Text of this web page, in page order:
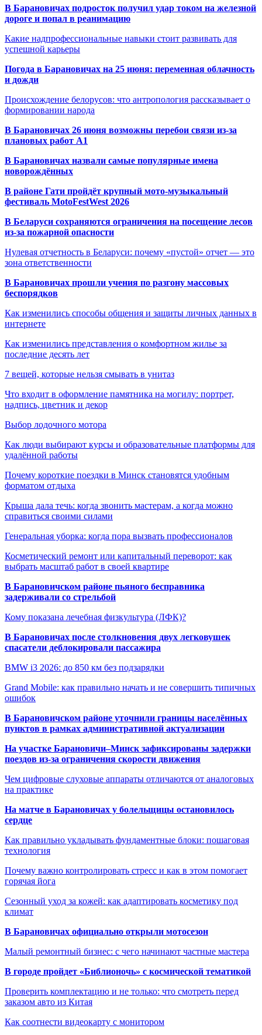
В Барановичах подросток получил удар током на железной
дороге и попал в реанимацию
Какие надпрофессиональные навыки стоит развивать для
успешной карьеры
Погода в Барановичах на 25 июня: переменная облачность
и дожди
Происхождение белорусов: что антропология рассказывает о
формировании народа
В Барановичах 26 июня возможны перебои связи из-за
плановых работ A1
В Барановичах назвали самые популярные имена
новорождённых
В районе Гати пройдёт крупный мото-музыкальный
фестиваль MotoFestWest 2026
В Беларуси сохраняются ограничения на посещение лесов
из-за пожарной опасности
Нулевая отчетность в Беларуси: почему «пустой» отчет — это
зона ответственности
В Барановичах прошли учения по разгону массовых
беспорядков
Как изменились способы общения и защиты личных данных в
интернете
Как изменились представления о комфортном жилье за
последние десять лет
7 вещей, которые нельзя смывать в унитаз
Что входит в оформление памятника на могилу: портрет,
надпись, цветник и декор
Выбор лодочного мотора
Как люди выбирают курсы и образовательные платформы для
удалённой работы
Почему короткие поездки в Минск становятся удобным
форматом отдыха
Крыша дала течь: когда звонить мастерам, а когда можно
справиться своими силами
Генеральная уборка: когда пора вызвать профессионалов
Косметический ремонт или капитальный переворот: как
выбрать масштаб работ в своей квартире
В Барановичском районе пьяного бесправника
задерживали со стрельбой
Кому показана лечебная физкультура (ЛФК)?
В Барановичах после столкновения двух легковушек
спасатели деблокировали пассажира
BMW i3 2026: до 850 км без подзарядки
Grand Mobile: как правильно начать и не совершить типичных
ошибок
В Барановичском районе уточнили границы населённых
пунктов в рамках административной актуализации
На участке Барановичи–Минск зафиксированы задержки
поездов из-за ограничения скорости движения
Чем цифровые слуховые аппараты отличаются от аналоговых
на практике
На матче в Барановичах у болельщицы остановилось
сердце
Как правильно укладывать фундаментные блоки: пошаговая
технология
Почему важно контролировать стресс и как в этом помогает
горячая йога
Сезонный уход за кожей: как адаптировать косметику под
климат
В Барановичах официально открыли мотосезон
Малый ремонтный бизнес: с чего начинают частные мастера
В городе пройдет «Библионочь» с космической тематикой
Проверить комплектацию и не только: что смотреть перед
заказом авто из Китая
Как соотнести видеокарту с монитором